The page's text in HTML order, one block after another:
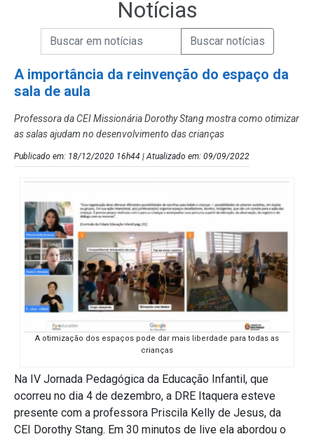
Notícias
Campo de Busca de Notícias
Campo de Busca de informaçõesEnviar a Busca de Notícias
A importância da reinvenção do espaço da
sala de aula
Professora da CEI Missionária Dorothy Stang mostra como otimizar
as salas ajudam no desenvolvimento das crianças
Publicado em: 18/12/2020 16h44 | Atualizado em: 09/09/2022
A otimização dos espaços pode dar mais liberdade para todas as
crianças
Na IV Jornada Pedagógica da Educação Infantil, que
ocorreu no dia 4 de dezembro, a DRE Itaquera esteve
presente com a professora Priscila Kelly de Jesus, da
CEI Dorothy Stang. Em 30 minutos de live ela abordou o